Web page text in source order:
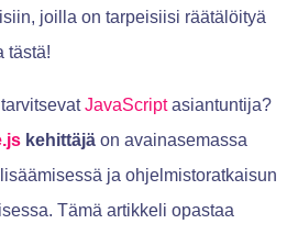
joilla on tarpeisiisi räätälöityä
tästä!
JavaScriptasiantuntija?
kehittäjä on avainasemassa
ja ohjelmistoratkaisun
Tämä artikkeli opastaa